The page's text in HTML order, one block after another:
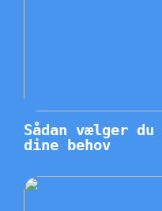
Sådan vælger
dine behov